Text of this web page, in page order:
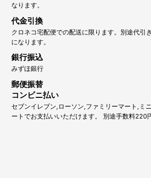
なります。
代金引換
クロネコ宅配便での配送に限ります。別途代引
になります。
銀行振込
みずほ銀行
郵便振替
コンビニ払い
セブンイレブン,ローソン,ファミリーマート,ミ
ートでお支払いいただけます。 別途手数料220